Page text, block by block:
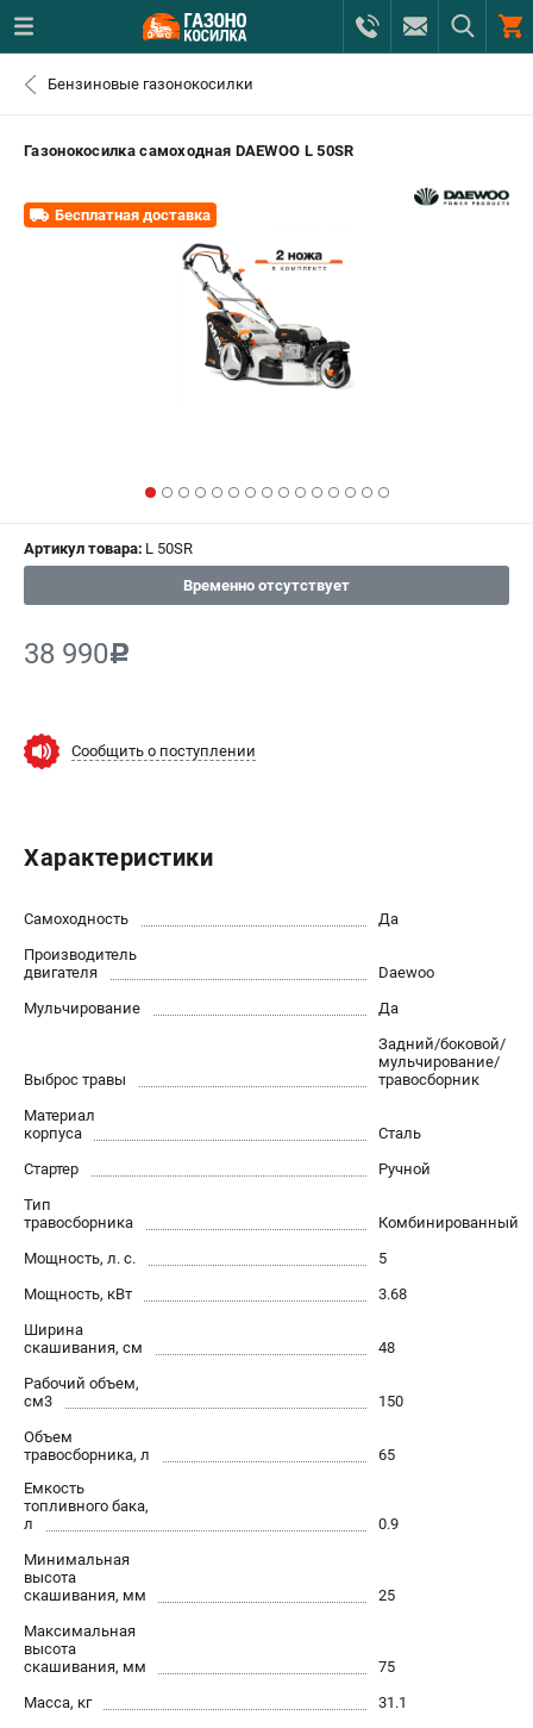
СРАВНЕНИЕ ( 0 )
ВХОД ИЛИ РЕГИСТРАЦИЯ
ЗАКАЗАТЬ ЗАПЧАСТЬ
+7 (8112) 59-12-69 - ЗАКАЗ ЗАПЧАСТЕЙ
+7 (812) 615-80-17 - ЗАКАЗ ИЗДЕЛИЙ
0 ₽
Нашли дешевле?
ИНФОРМАЦИЯ
Как нас найти
Пользовательское соглашение
Способы оплаты
САДОВАЯ ТЕХНИКА
Принадлежности и аксессуары
Расходные материалы
Садовые тракторы
Триммеры и мотокосы
ТЕЛЕФОН (САНКТ-ПЕТЕРБУРГ)
Информация размещённая на сайте не является публичной
офертой
8 (812) 615-80-17
пн-пт - с 9:00 до 18:00
Бензиновые газонокосилки
Газонокосилка самоходная DAEWOO L 50SR
Бесплатная доставка
Артикул товара: L 50SR
Временно отсутствует
38 990c
Сообщить о поступлении
Характеристики
Самоходность
Да
Производитель
двигателя
Daewoo
Мульчирование
Да
Выброс травы
Задний/боковой/
мульчирование/
травосборник
Материал
корпуса
Сталь
Стартер
Ручной
Тип
травосборника
Комбинированный
Мощность, л. с.
5
Мощность, кВт
3.68
Ширина
скашивания, см
48
Рабочий объем,
см3
150
Объем
травосборника, л
65
Емкость
топливного бака,
л
0.9
Минимальная
высота
скашивания, мм
25
Максимальная
высота
скашивания, мм
75
Масса, кг
31.1